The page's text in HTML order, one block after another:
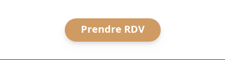
Prendre RDV